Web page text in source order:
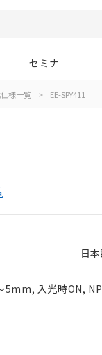
セミナ
様一覧 > EE-SPY411
日
5mm, 入光時ON,